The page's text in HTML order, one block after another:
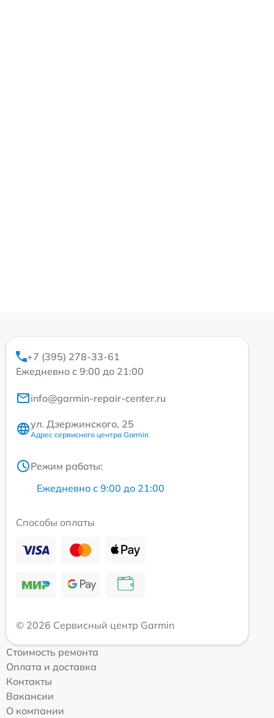
+7 (395) 278-33-61
Ежедневно с 9:00 до 21:00
info@garmin-repair-center.ru
ул. Дзержинского, 25
Адрес сервисного центра Garmin
Режим работы:
Ежедневно с 9:00 до 21:00
Способы оплаты
© 2026 Сервисный центр Garmin
Стоимость ремонта
Оплата и доставка
Контакты
Вакансии
О компании